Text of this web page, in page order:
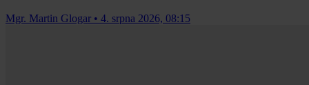
Mgr. Martin Glogar • 4. srpna 2026, 08:15